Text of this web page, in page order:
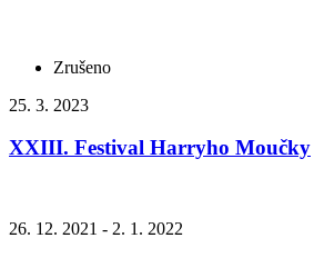
Zrušeno
25. 3. 2023
XXIII. Festival Harryho Moučky
26. 12. 2021 - 2. 1. 2022